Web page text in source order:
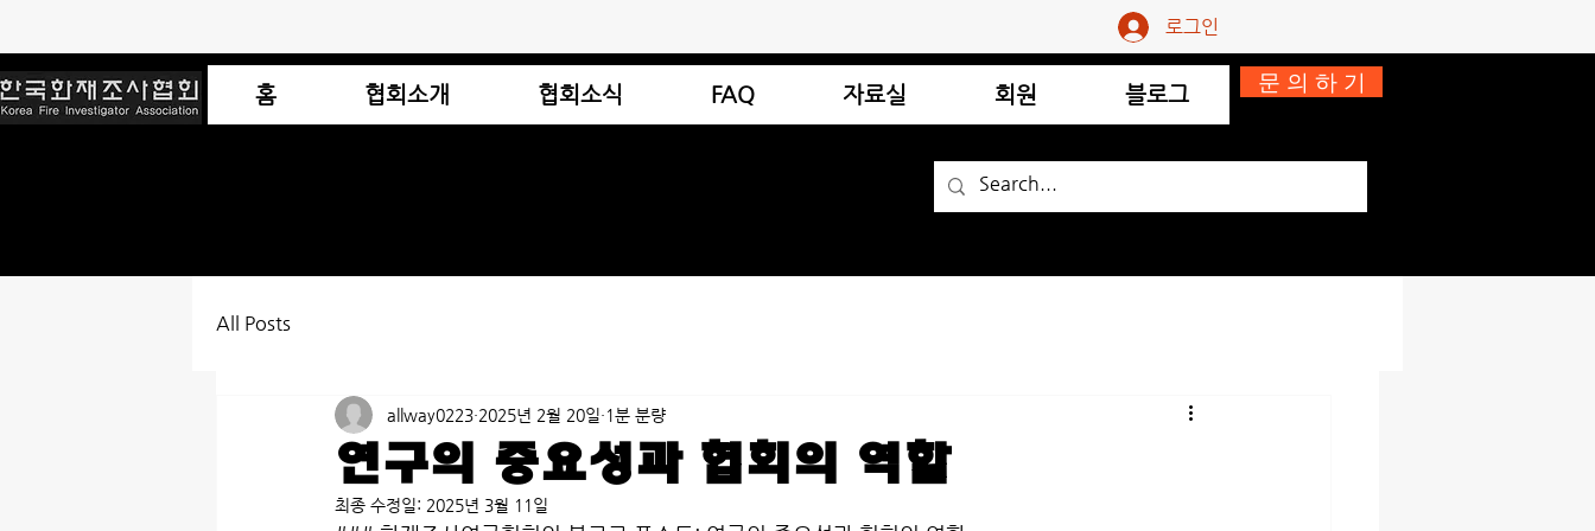
로그인
홈 협회소개 협회소식 FAQ 자료실 회원 블로그 문 의 하 기
All Posts
연구의 중요성과 협회의 역할
allway0223 2025년 2월 20일 1분 분량
최종 수정일: 2025년 3월 11일